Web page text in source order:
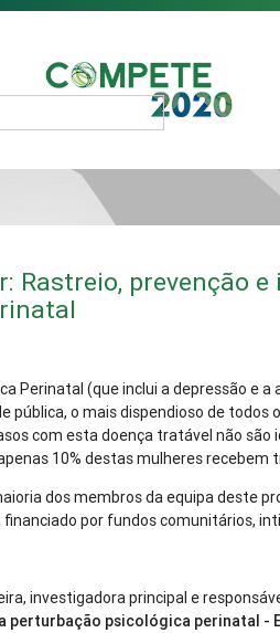
Rastreio, prevenção
Perinatal (que inclui a depressão e
pública, o mais dispendioso de
com esta doença tratável não
10% destas mulheres recebem
dos membros da equipa deste
por fundos comunitários,
investigadora principal e
perturbação psicológica perinatal -